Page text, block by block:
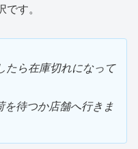
す。
たら在庫切れになって
待つか店舗へ行きま